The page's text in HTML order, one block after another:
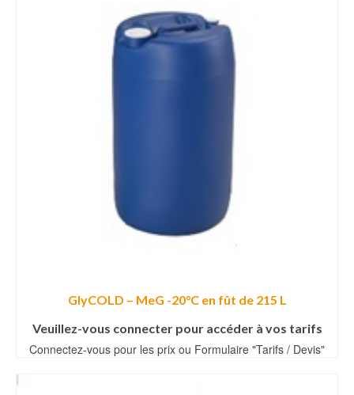
GlyCOLD – MeG -20°C en fût de 215 L
Veuillez-vous connecter pour accéder à vos tarifs
Connectez-vous pour les prix ou Formulaire "Tarifs / Devis"